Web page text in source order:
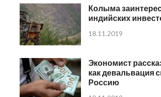
Колыма
индийских
18.11.2019
Экономист
как девальвация
Россию